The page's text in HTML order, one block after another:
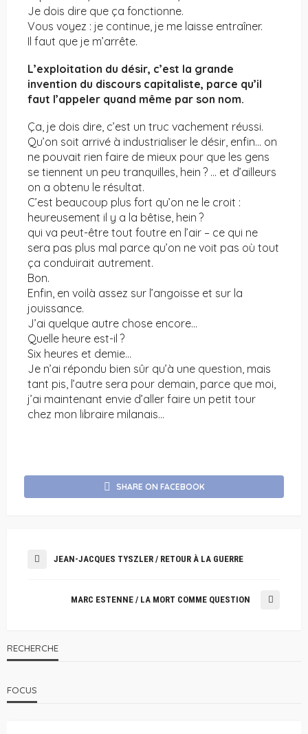
Je dois dire que ça fonctionne.
Vous voyez : je continue, je me laisse entraîner.
Il faut que je m’arrête.
L’exploitation du désir, c’est la grande
invention du discours capitaliste, parce qu’il
faut l’appeler quand même par son nom.
Ça, je dois dire, c’est un truc vachement réussi.
Qu’on soit arrivé à industrialiser le désir, enfin… on
ne pouvait rien faire de mieux pour que les gens
se tiennent un peu tranquilles, hein ? … et d’ailleurs
on a obtenu le résultat.
C’est beaucoup plus fort qu’on ne le croit :
heureusement il y a la bêtise, hein ?
qui va peut-être tout foutre en l’air – ce qui ne
sera pas plus mal parce qu’on ne voit pas où tout
ça conduirait autrement.
Bon.
Enfin, en voilà assez sur l’angoisse et sur la
jouissance.
J’ai quelque autre chose encore…
Quelle heure est-il ?
Six heures et demie…
Je n’ai répondu bien sûr qu’à une question, mais
tant pis, l’autre sera pour demain, parce que moi,
j’ai maintenant envie d’aller faire un petit tour
chez mon libraire milanais…
SHARE ON FACEBOOK
JEAN-JACQUES TYSZLER / RETOUR À LA GUERRE
MARC ESTENNE / LA MORT COMME QUESTION
RECHERCHE
FOCUS